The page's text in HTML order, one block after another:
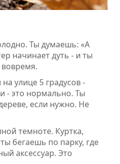
Ты думаешь: «А
начинает дуть - и ты
улице 5 градусов -
- это нормально. Ты
если нужно. Не
темноте. Куртка,
бегаешь по парку, где
аксессуар. Это